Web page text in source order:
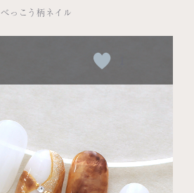
べっこう柄ネイル